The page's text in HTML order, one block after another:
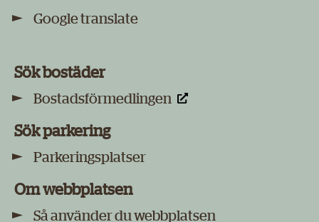
Google translate
Sök bostäder
Bostadsförmedlingen
Sök parkering
Parkeringsplatser
Om webbplatsen
Så använder du webbplatsen